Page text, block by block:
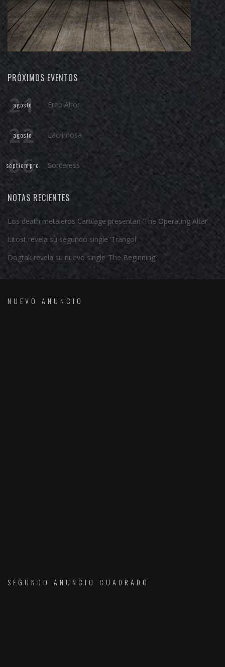
PRÓXIMOS EVENTOS
21
agosto Ereb Altor
22
agosto Lacrimosa
06
septiempre Sörceress
NOTAS RECIENTES
Los death metaleros Cartilage presentan ‘The Operating Altar’
Litost revela su segundo single ‘Tràngol’
Dogtak revela su nuevo single ‘The Beginning’
NUEVO ANUNCIO
SEGUNDO ANUNCIO CUADRADO